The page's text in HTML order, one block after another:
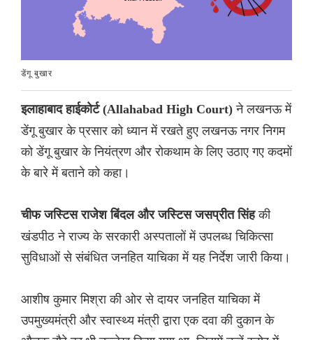
डेंगू बुखार
इलाहाबाद हाईकोर्ट (Allahabad High Court)ने लखनऊ में
डेंगू बुखार के प्रसार को ध्यान में रखते हुए लखनऊ नगर निगम
को डेंगू बुखार के नियंत्रण और रोकथाम के लिए उठाए गए कदमों
के बारे में बताने को कहा।
चीफ जस्टिस राजेश बिंदल और जस्टिस जसप्रीत सिंहकी
खंडपीठ ने राज्य के सरकारी अस्पतालों में उपलब्ध चिकित्सा
सुविधाओं से संबंधित जनहित याचिका में यह निर्देश जारी किया।
आशीष कुमार मिश्रा की ओर से दायर जनहित याचिका में
उपमुख्यमंत्री और स्वास्थ्य मंत्री द्वारा एक दवा की दुकान के